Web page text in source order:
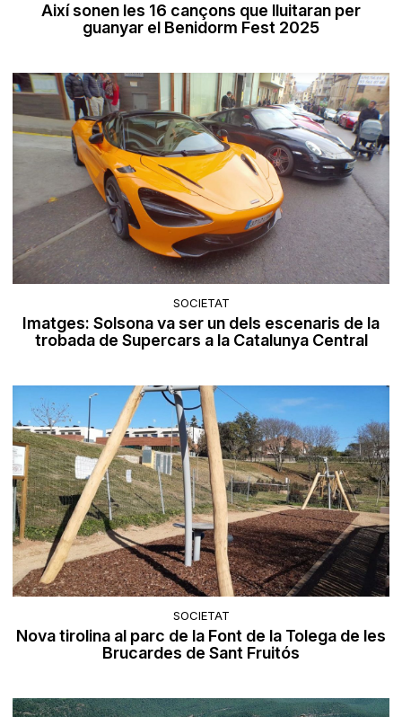
Així sonen les 16 cançons que lluitaran per
guanyar el Benidorm Fest 2025
SOCIETAT
Imatges: Solsona va ser un dels escenaris de la
trobada de Supercars a la Catalunya Central
SOCIETAT
Nova tirolina al parc de la Font de la Tolega de les
Brucardes de Sant Fruitós